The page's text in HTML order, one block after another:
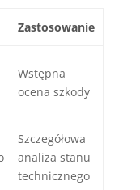
Zastosowanie
Wstępna
ocena szkody
Szczegółowa
analiza stanu
technicznego